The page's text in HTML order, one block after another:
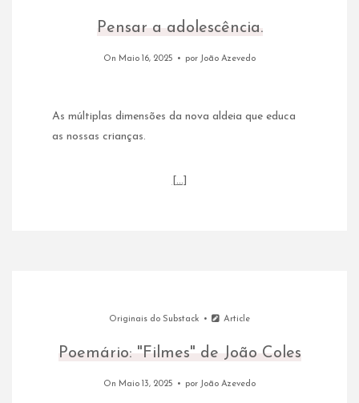
Pensar a adolescência.
On Maio 16, 2025 por João Azevedo
As múltiplas dimensões da nova aldeia que educa
as nossas crianças.
[…]
Originais do Substack Article
Poemário: "Filmes" de João Coles
On Maio 13, 2025 por João Azevedo